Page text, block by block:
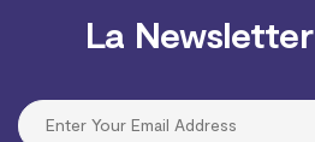
La Newsletter